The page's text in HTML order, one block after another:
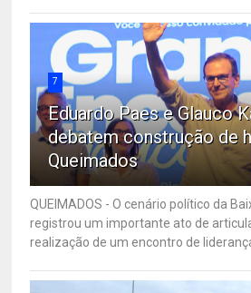
7
Eduardo Paes e Glauco
debatem construção de
Queimados
QUEIMADOS - O cenário político da
registrou um importante ato de
realização de um encontro de